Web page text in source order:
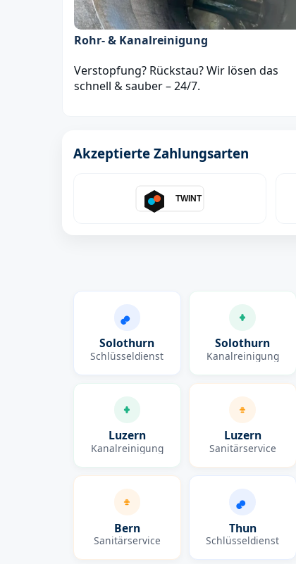
Rohr- & Kanalreinigung
Verstopfung? Rückstau? Wir lösen das
schnell & sauber – 24/7.
Akzeptierte Zahlungsarten
TWINT
Solothurn
Schlüsseldienst
Solothurn
Kanalreinigung
Luzern
Kanalreinigung
Luzern
Sanitärservice
Bern
Sanitärservice
Thun
Schlüsseldienst